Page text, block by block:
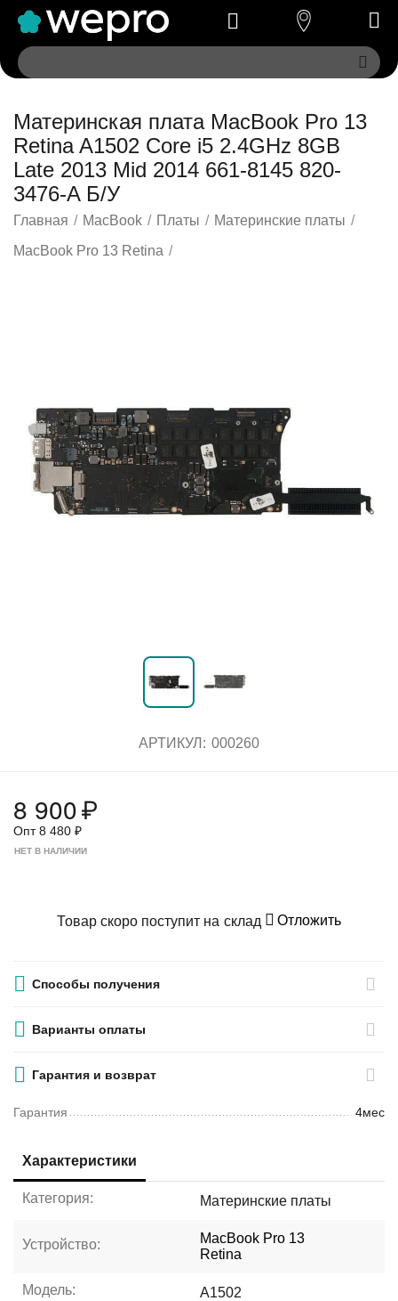
Материнская плата MacBook Pro 13
Retina A1502 Core i5 2.4GHz 8GB
Late 2013 Mid 2014 661-8145 820-
3476-A Б/У
Главная / MacBook / Платы / Материнские платы /
MacBook Pro 13 Retina /
АРТИКУЛ: 000260
8 900₽
Опт8 480 ₽
НЕТ В НАЛИЧИИ
Товар скоро поступит на склад Отложить
Способы получения
Варианты оплаты
Гарантия и возврат
Гарантия 4мес
Характеристики
Категория: Материнские платы
Устройство:
MacBook Pro 13
Retina
Модель: A1502